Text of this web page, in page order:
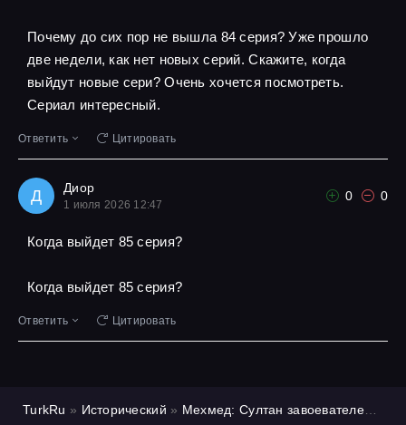
Почему до сих пор не вышла 84 серия? Уже прошло
две недели, как нет новых серий. Скажите, когда
выйдут новые сери? Очень хочется посмотреть.
Сериал интересный.
Ответить Цитировать
Д Диор
1 июля 2026 12:47
0 0
Когда выйдет 85 серия?
Когда выйдет 85 серия?
Ответить Цитировать
TurkRu » Исторический » Мехмед: Султан завоевателей